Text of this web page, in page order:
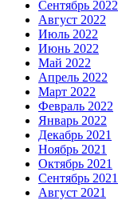
Сентябрь 2022
Август 2022
Июль 2022
Июнь 2022
Май 2022
Апрель 2022
Март 2022
Февраль 2022
Январь 2022
Декабрь 2021
Ноябрь 2021
Октябрь 2021
Сентябрь 2021
Август 2021